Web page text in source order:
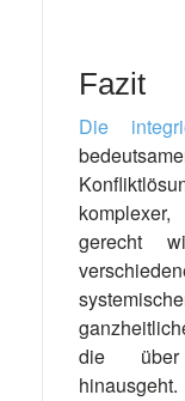
Fazit
Die
gerecht
die über
hinausgeht.